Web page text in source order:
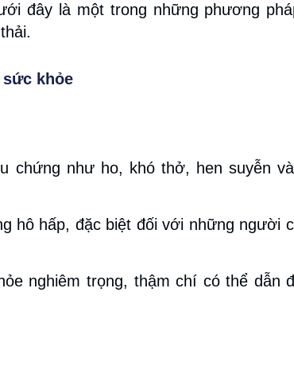
đây là một trong những phương
khỏe
chứng như ho, khó thở, hen suyễn
hô hấp, đặc biệt đối với những người
nghiêm trọng, thậm chí có thể dẫn